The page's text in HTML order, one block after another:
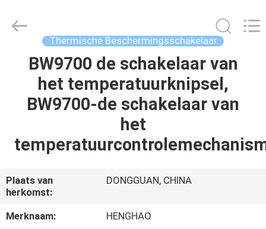
THUIS
PRODUCTEN
VR-
SHOW
OVER
ONS
Thermische Beschermingsschakelaar
BW9700 de schakelaar van
het temperatuurknipsel,
BW9700-de schakelaar van
het
Plaats van
herkomst:
DONGGUAN, CHINA
Merknaam:
HENGHAO